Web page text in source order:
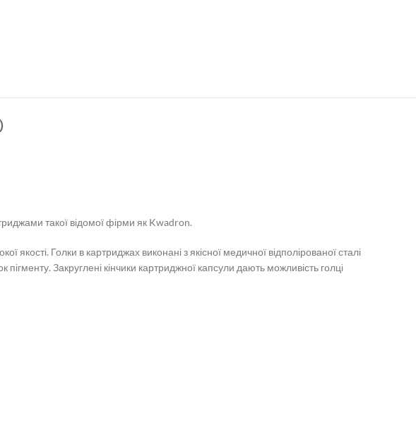
такої відомої фірми як Kwadron.
якості. Голки в картриджах виконані з якісної медичної відполірованої сталі
Закруглені кінчики картриджної капсули дають можливість голці